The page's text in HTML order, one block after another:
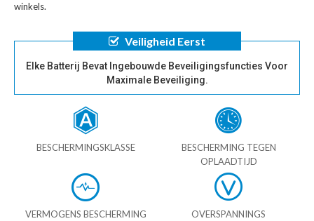
winkels.
Veiligheid Eerst
Elke Batterij Bevat Ingebouwde Beveiligingsfuncties Voor
Maximale Beveiliging.
BESCHERMINGSKLASSE
BESCHERMING TEGEN
OPLAADTIJD
VERMOGENS BESCHERMING
OVERSPANNINGS